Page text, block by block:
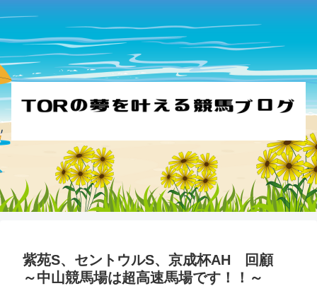
紫苑S、セントウルS、京成杯AH 回顧
～中山競馬場は超高速馬場です！！～